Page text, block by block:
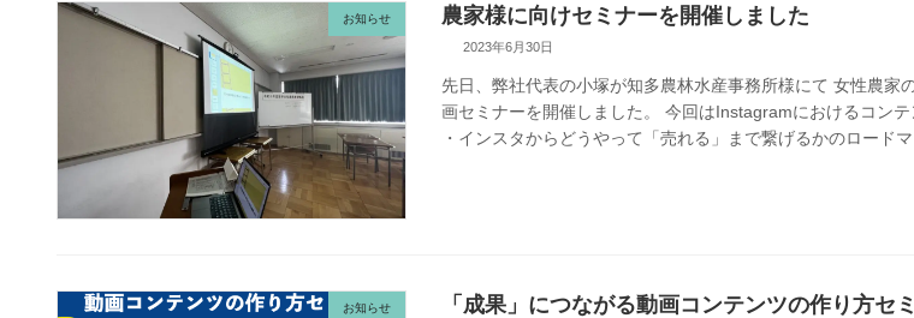
お知らせ 農家様に向けセミナーを開催しました
2023年6月30日
先日、弊社代表の小塚が知多農林水産事務所様にて 女性農家
画セミナーを開催しました。 今回はInstagramにおけるコン
・インスタからどうやって「売れる」まで繋げるかのロード
お知らせ
「成果」につながる動画コンテンツの作り方セ